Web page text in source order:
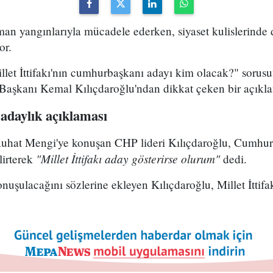
yangınlarıyla mücadele ederken, siyaset kulislerinde
İttifakı'nın cumhurbaşkanı adayı kim olacak?"
Kemal Kılıçdaroğlu'ndan dikkat çeken bir
açıklaması
Mengi'ye konuşan CHP lideri Kılıçdaroğlu,
"Millet İttifakı aday gösterirse olurum"dedi.
sözlerine ekleyen Kılıçdaroğlu, Millet